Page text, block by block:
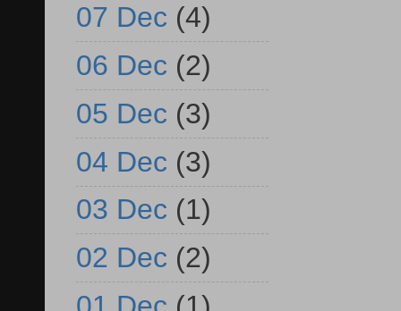
07 Dec (4)
06 Dec (2)
05 Dec (3)
04 Dec (3)
03 Dec (1)
02 Dec (2)